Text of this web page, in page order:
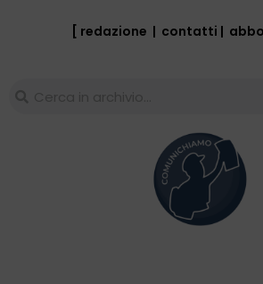
[ redazione | contatti |